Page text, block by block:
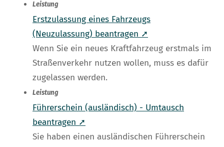
Leistung
Erstzulassung eines Fahrzeugs
(Neuzulassung) beantragen ➚
Wenn Sie ein neues Kraftfahrzeug erstmals im
Straßenverkehr nutzen wollen, muss es dafür
zugelassen werden.
Leistung
Führerschein (ausländisch) - Umtausch
beantragen ➚
Sie haben einen ausländischen Führerschein